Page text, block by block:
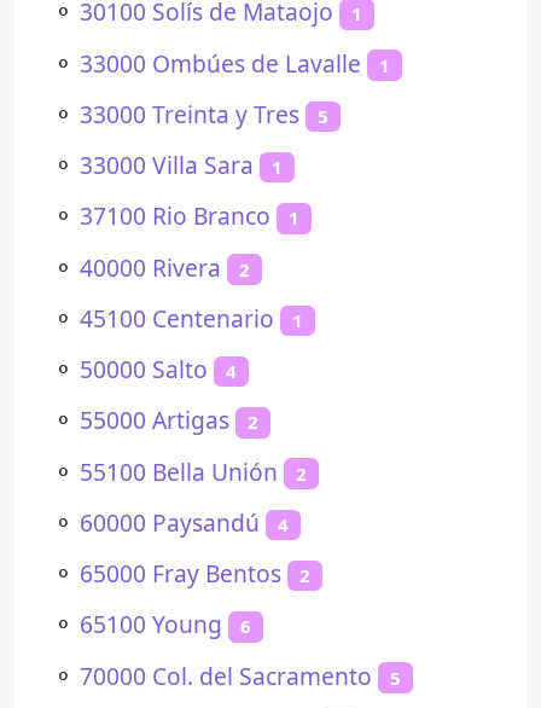
⚬ 30100 Solís de Mataojo 1
⚬ 33000 Ombúes de Lavalle 1
⚬ 33000 Treinta y Tres 5
⚬ 33000 Villa Sara 1
⚬ 37100 Rio Branco 1
⚬ 40000 Rivera 2
⚬ 45100 Centenario 1
⚬ 50000 Salto 4
⚬ 55000 Artigas 2
⚬ 55100 Bella Unión 2
⚬ 60000 Paysandú 4
⚬ 65000 Fray Bentos 2
⚬ 65100 Young 6
⚬ 70000 Col. del Sacramento 5